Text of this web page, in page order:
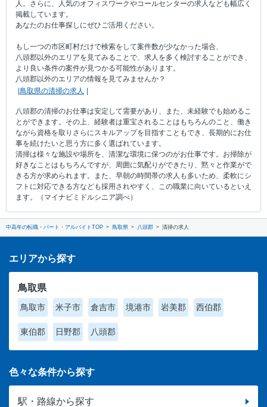
人。さらに、人気のオフィスワークやコールセンターの求人なども幅広く
掲載しています。
あなたのお仕事探しにぜひご活用ください。
もし一つの市区町村だけで検索をして案件数が少なかった場合、
八頭郡以外のエリアを見てみることで、求人を多く検討することができ、
より良い条件の案件が見つかる可能性があります。
八頭郡以外のエリアの情報を見てみませんか？
鳥取県の清掃の求人
八頭郡の清掃のお仕事は安定して需要があり、また、未経験でも始めるこ
とができます。その上、経験者は重宝されることはもちろんのこと、働き
ながら資格を取りさらにスキルアップを目指すこともでき、長期的にお仕
事を続けたいと思う方に多く選ばれています。
清掃は様々な施設や場所を、清潔な環境に保つのがお仕事です。お掃除が
好きなことはもちろんですが、周囲に気配りができたり、黙々と作業がで
きる方が求められます。また、早朝の時間帯の求人も多いため、柔軟にシ
フトに対応できる方なども採用されやすく、この職業に向いているといえ
ます。（マイナビミドルシニア調べ）
中高年の転職・パート・アルバイトTOP 鳥取県 八頭郡 清掃の求人
エリアから探す
鳥取県
鳥取市 米子市 倉吉市 境港市 岩美郡 西伯郡
東伯郡 日野郡 八頭郡
色々な条件から探す
駅・路線から探す